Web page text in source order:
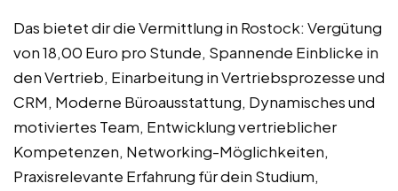
Das bietet dir die Vermittlung in Rostock: Vergütung
von 18,00 Euro pro Stunde, Spannende Einblicke in
den Vertrieb, Einarbeitung in Vertriebsprozesse und
CRM, Moderne Büroausstattung, Dynamisches und
motiviertes Team, Entwicklung vertrieblicher
Kompetenzen, Networking-Möglichkeiten,
Praxisrelevante Erfahrung für dein Studium,